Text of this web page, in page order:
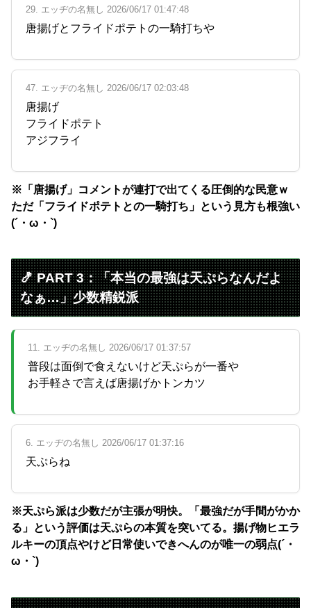
29. エッヂの名無し 2026/06/17 01:47:48
唐揚げとフライドポテトの一騎打ちや
47. エッヂの名無し 2026/06/17 02:03:48
唐揚げ
フライドポテト
アジフライ
※「唐揚げ」コメントが連打で出てくる圧倒的な民意ｗ
ただ「フライドポテトとの一騎打ち」という見方も根強い
(´・ω・`)
🍤 PART 3：「本当の最強は天ぷらなんだよ
なぁ…」少数精鋭派
11. エッヂの名無し 2026/06/17 01:37:57
普段は面倒で食えないけど天ぷらが一番や
お手軽さで言えば唐揚げかトンカツ
6. エッヂの名無し 2026/06/17 01:37:16
天ぷらね
※天ぷら派は少数だが主張が明快。「最強だが手間がかか
る」という評価は天ぷらの本質を突いてる。揚げ物ヒエラ
ルキーの頂点やけど日常使いできへんのが唯一の弱点(´・
ω・`)